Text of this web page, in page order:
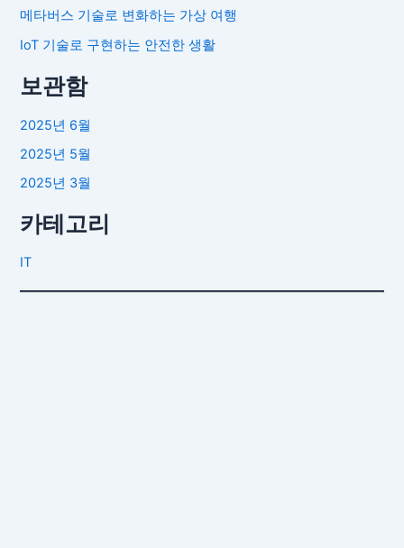
메타버스 기술로 변화하는 가상 여행
IoT 기술로 구현하는 안전한 생활
보관함
2025년 6월
2025년 5월
2025년 3월
카테고리
IT